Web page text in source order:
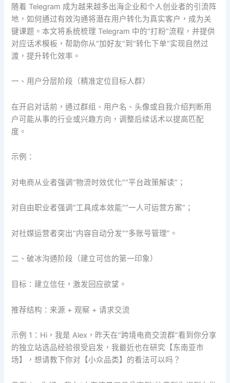
随着 Telegram 成为越来越多出海企业和个人创业者的引流阵
地，如何通过有效沟通将潜在用户转化为真实客户，成为关
键课题。本文将系统梳理 Telegram 中的“打粉”流程，并提供
对应话术模板，帮助你从“加好友”到“转化下单”实现自然过
渡，提升转化效率。
一、用户分层阶段（精准定位目标人群）
在开启对话前，通过群组、用户名、头像或自我介绍判断用
户可能从事的行业或兴趣方向，调整后续话术以提高匹配
度。
示例：
对电商从业者强调“物流时效优化”“平台政策解读”；
对自由职业者强调“工具成本效能”“一人可运营方案”；
对社媒运营者突出“内容自动分发”“多账号管理”。
二、破冰沟通阶段（建立可信的第一印象）
目标：建立信任，激发回应欲望。
推荐结构：来源 + 观察 + 请求交流
示例 1：Hi，我是 Alex，昨天在“跨境电商交流群”看到你分享
的独立站选品经验很受启发，我最近也在研究【东南亚市
场】，想请教下你对【小众品类】的看法可以吗？
化
的
全
流
程
板